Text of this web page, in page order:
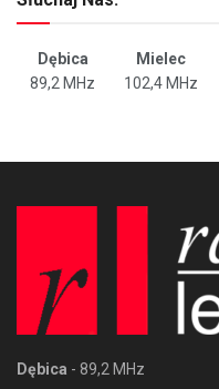
Dębica Mielec
89,2 MHz
102,4 MHz
Dębica - 89,2 MHz